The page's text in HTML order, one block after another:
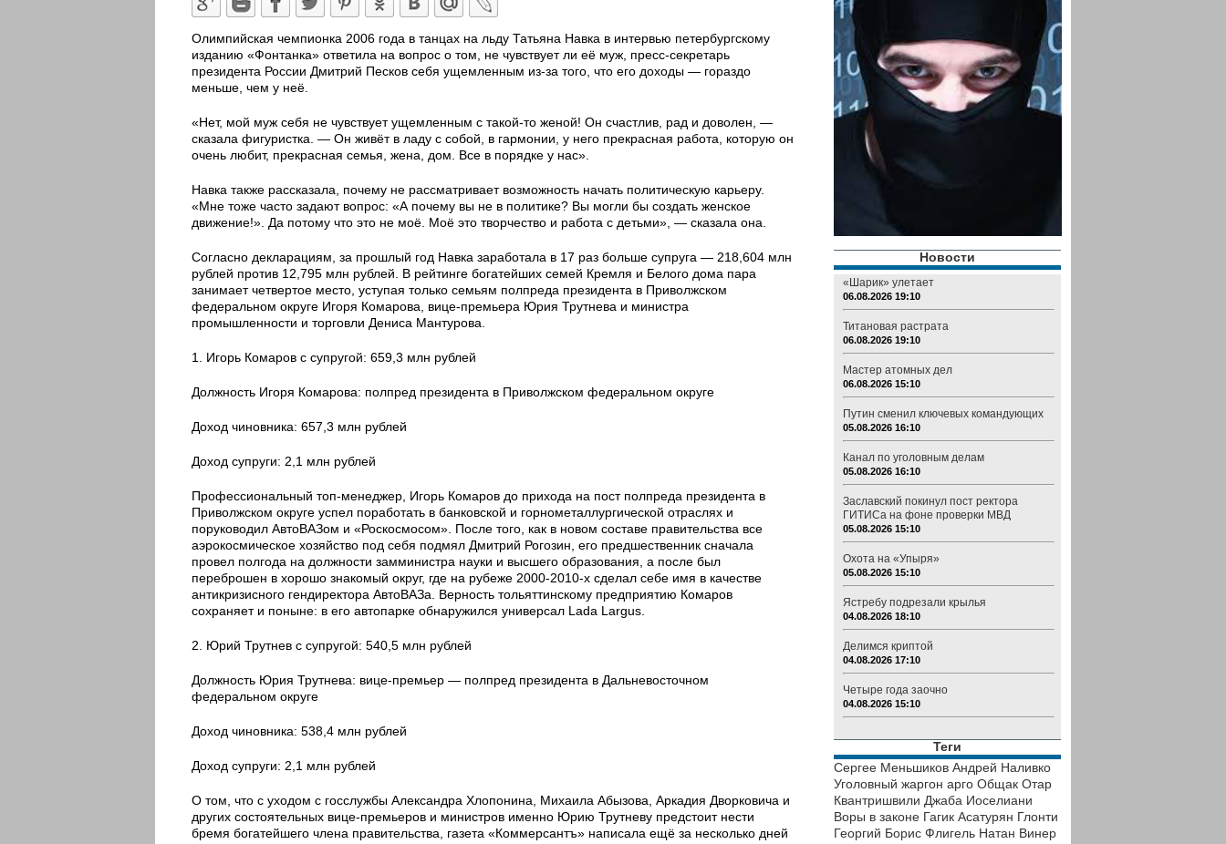
Олимпийская чемпионка 2006 года в танцах на льду Татьяна Навка в интервью петербургскому
изданию «Фонтанка» ответила на вопрос о том, не чувствует ли её муж, пресс-секретарь
президента России Дмитрий Песков себя ущемленным из-за того, что его доходы — гораздо
меньше, чем у неё.
«Нет, мой муж себя не чувствует ущемленным с такой-то женой! Он счастлив, рад и доволен, —
сказала фигуристка. — Он живёт в ладу с собой, в гармонии, у него прекрасная работа, которую он
очень любит, прекрасная семья, жена, дом. Все в порядке у нас».
Навка также рассказала, почему не рассматривает возможность начать политическую карьеру.
«Мне тоже часто задают вопрос: «А почему вы не в политике? Вы могли бы создать женское
движение!». Да потому что это не моё. Моё это творчество и работа с детьми», — сказала она.
Согласно декларациям, за прошлый год Навка заработала в 17 раз больше супруга — 218,604 млн
рублей против 12,795 млн рублей. В рейтинге богатейших семей Кремля и Белого дома пара
занимает четвертое место, уступая только семьям полпреда президента в Приволжском
федеральном округе Игоря Комарова, вице-премьера Юрия Трутнева и министра
промышленности и торговли Дениса Мантурова.
1. Игорь Комаров с супругой: 659,3 млн рублей
Должность Игоря Комарова: полпред президента в Приволжском федеральном округе
Доход чиновника: 657,3 млн рублей
Доход супруги: 2,1 млн рублей
Профессиональный топ-менеджер, Игорь Комаров до прихода на пост полпреда президента в
Приволжском округе успел поработать в банковской и горнометаллургической отраслях и
поруководил АвтоВАЗом и «Роскосмосом». После того, как в новом составе правительства все
аэрокосмическое хозяйство под себя подмял Дмитрий Рогозин, его предшественник сначала
провел полгода на должности замминистра науки и высшего образования, а после был
переброшен в хорошо знакомый округ, где на рубеже 2000-2010-х сделал себе имя в качестве
антикризисного гендиректора АвтоВАЗа. Верность тольяттинскому предприятию Комаров
сохраняет и поныне: в его автопарке обнаружился универсал Lada Largus.
2. Юрий Трутнев с супругой: 540,5 млн рублей
Должность Юрия Трутнева: вице-премьер — полпред президента в Дальневосточном
федеральном округе
Доход чиновника: 538,4 млн рублей
Доход супруги: 2,1 млн рублей
О том, что с уходом с госслужбы Александра Хлопонина, Михаила Абызова, Аркадия Дворковича и
других состоятельных вице-премьеров и министров именно Юрию Трутневу предстоит нести
бремя богатейшего члена правительства, газета «Коммерсантъ» написала ещё за несколько дней
Новости
«Шарик» улетает
06.08.2026 19:10
Титановая растрата
06.08.2026 19:10
Мастер атомных дел
06.08.2026 15:10
Путин сменил ключевых командующих
05.08.2026 16:10
Канал по уголовным делам
05.08.2026 16:10
Заславский покинул пост ректора
ГИТИСа на фоне проверки МВД
05.08.2026 15:10
Охота на «Упыря»
05.08.2026 15:10
Ястребу подрезали крылья
04.08.2026 18:10
Делимся криптой
04.08.2026 17:10
Четыре года заочно
04.08.2026 15:10
Теги
Сергее Меньшиков Андрей Наливко
Уголовный жаргон арго Общак Отар
Квантришвили Джаба Иоселиани
Воры в законе Гагик Асатурян Глонти
Георгий Борис Флигель Натан Винер